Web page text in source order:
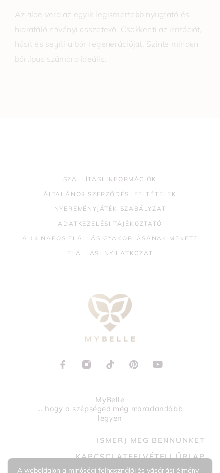
Az aloe vera az egyik legismertebb nyugtató és
hidratáló növényi összetevő. Csökkenti az irritációt,
hűsít és segíti a bőr regenerációját. Szinte minden
bőrtípus számára ideális.
SZÁLLÍTÁSI INFORMÁCIÓK
ÁLTALÁNOS SZERZŐDÉSI FELTÉTELEK
NYEREMÉNYJÁTÉK SZABÁLYZAT
ADATKEZELÉSI TÁJÉKOZTATÓ
A 14 NAPOS ELÁLLÁS GYAKORLÁSÁNAK MENETE
ELÁLLÁSI NYILATKOZAT
MyBelle
... hogy a szépséged még maradandóbb
legyen
ISMERJ MEG BENNÜNKET
KAPCSOLATFELVÉTELI ŰRLAP
A weboldalon a minőségi felhasználói és vásárlási élmény